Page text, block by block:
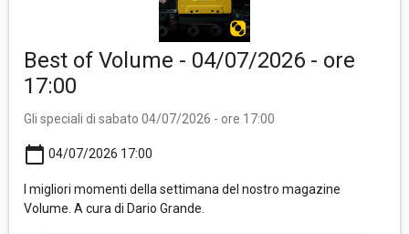
Best of Volume - 04/07/2026 - ore
17:00
Gli speciali di sabato 04/07/2026 - ore 17:00
calendar_today 04/07/2026 17:00
I migliori momenti della settimana del nostro magazine
Volume. A cura di Dario Grande.